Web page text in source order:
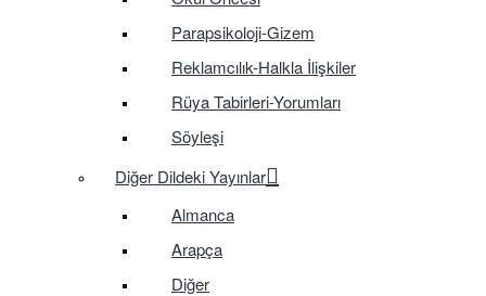
Parapsikoloji-Gizem
Reklamcılık-Halkla İlişkiler
Rüya Tabirleri-Yorumları
Söyleşi
Diğer Dildeki Yayınlar
Almanca
Arapça
Diğer